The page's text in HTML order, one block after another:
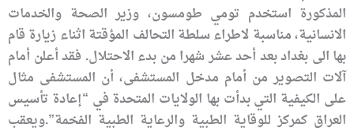
المذكورة استخدم تومي طومسون، وزير الصحة والخدمات
الانسانية، مناسبة لاطراء سلطة التحالف المؤقتة اثناء زيارة قام
بها الى بغداد بعد أحد عشر شهرا من بدء الاحتلال. فقد أعلن أمام
آلات التصوير من أمام مدخل المستشفى، أن المستشفى مثال
على الكيفية التي بدأت بها الولايات المتحدة في “إعادة تأسيس
العراق كمركز للوقاية الطبية والرعاية الطبية الفخمة”.ويعقب